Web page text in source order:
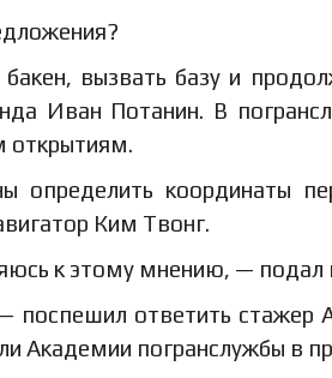
вызвать базу и
Иван Потанин. В
открытиям.
координаты
Ким Твонг.
к этому мнению, — подал
ответить стажер
Академии погранслужбы в